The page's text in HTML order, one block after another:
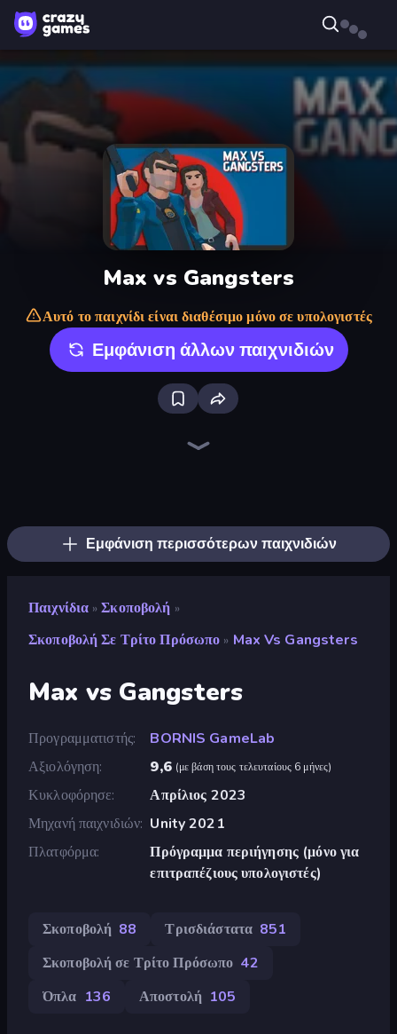
Max vs Gangsters
Αυτό το παιχνίδι είναι διαθέσιμο μόνο σε υπολογιστές
Εμφάνιση άλλων παιχνιδιών
Εμφάνιση περισσότερων παιχνιδιών
Παιχνίδια » Σκοποβολή »
Σκοποβολή Σε Τρίτο Πρόσωπο » Max Vs Gangsters
Max vs Gangsters
Προγραμματιστής
BORNIS GameLab
Αξιολόγηση
9,6 (με βάση τους τελευταίους 6 μήνες)
Κυκλοφόρησε
Απρίλιος 2023
Μηχανή παιχνιδιών Unity 2021
Πλατφόρμα
Πρόγραμμα περιήγησης (μόνο για
επιτραπέζιους υπολογιστές)
Σκοποβολή 88 Τρισδιάστατα 851
Σκοποβολή σε Τρίτο Πρόσωπο 42
Όπλα 136 Αποστολή 105